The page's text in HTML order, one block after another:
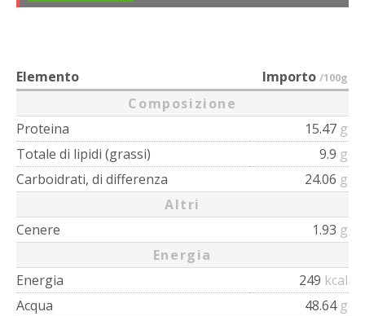
Elemento Importo /100g
Composizione
Proteina
15.47 g
Totale di lipidi (grassi)
9.9 g
Carboidrati, di differenza
24.06 g
Altri
Cenere
1.93 g
Energia
Energia
249 kcal
Acqua
48.64 g